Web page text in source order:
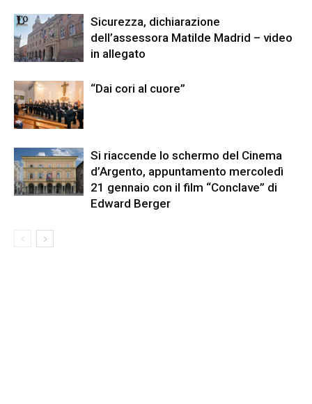
Sicurezza, dichiarazione
dell’assessora Matilde Madrid – video
in allegato
“Dai cori al cuore”
Si riaccende lo schermo del Cinema
d’Argento, appuntamento mercoledì
21 gennaio con il film “Conclave” di
Edward Berger